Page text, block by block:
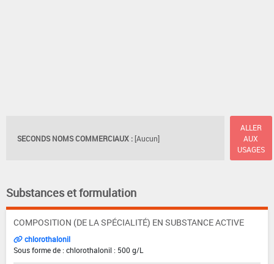
SECONDS NOMS COMMERCIAUX : [Aucun]
ALLER
AUX
USAGES
Substances et formulation
COMPOSITION (DE LA SPÉCIALITÉ) EN SUBSTANCE ACTIVE
chlorothalonil
Sous forme de : chlorothalonil : 500 g/L